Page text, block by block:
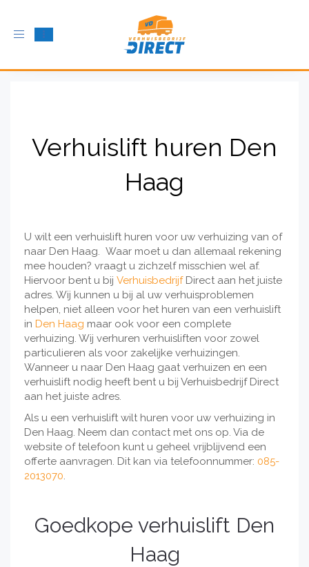
Schakel
Verhuislift huren Den
Haag
U wilt een verhuislift huren voor uw verhuizing van of
naar Den Haag. Waar moet u dan allemaal rekening
mee houden? vraagt u zichzelf misschien wel af.
Hiervoor bent u bij VerhuisbedrijfDirect aan het juiste
adres. Wij kunnen u bij al uw verhuisproblemen
helpen, niet alleen voor het huren van een verhuislift
in Den Haag maar ook voor een complete
verhuizing. Wij verhuren verhuisliften voor zowel
particulieren als voor zakelijke verhuizingen.
Wanneer u naar Den Haag gaat verhuizen en een
verhuislift nodig heeft bent u bij Verhuisbedrijf Direct
aan het juiste adres.
Als u een verhuislift wilt huren voor uw verhuizing in
Den Haag. Neem dan contact met ons op. Via de
website of telefoon kunt u geheel vrijblijvend een
offerte aanvragen. Dit kan via telefoonnummer: 085-
2013070.
Goedkope verhuislift Den
Haag